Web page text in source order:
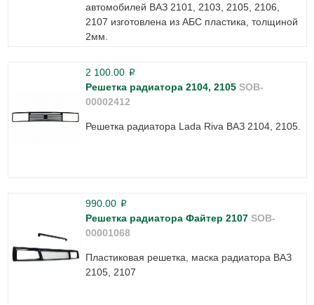
автомобилей ВАЗ 2101, 2103, 2105, 2106,
2107 изготовлена из АБС пластика, толщиной
2мм.
2 100.00 p
Решетка радиатора 2104, 2105 SOB-
00002412
Решетка радиатора Lada Riva ВАЗ 2104, 2105.
990.00 p
Решетка радиатора Файтер 2107 SOB-
00001068
Пластиковая решетка, маска радиатора ВАЗ
2105, 2107